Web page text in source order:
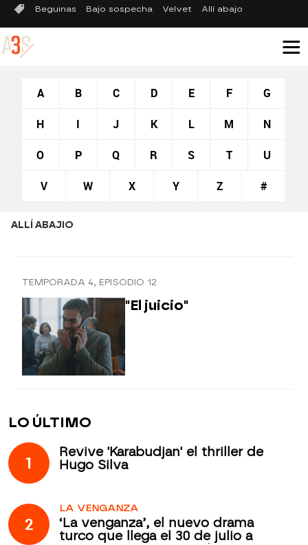
Beguinas Bajo sospecha Velvet Allí abajo
A B C D E F G
H I J K L M N
O P Q R S T U
V W X Y Z #
ALLÍ ABAJIO
TEMPORADA 4, EPISODIO 12
"El juicio"
LO ÚLTIMO
1
Revive 'Karabudjan' el thriller de
Hugo Silva
2
LA VENGANZA
‘La venganza’, el nuevo drama
turco que llega el 30 de julio a